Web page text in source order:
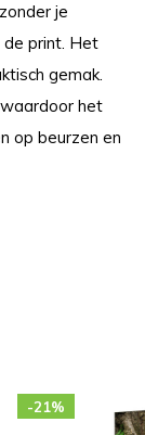
je
de print. Het
gemak.
het
op beurzen en
-21%